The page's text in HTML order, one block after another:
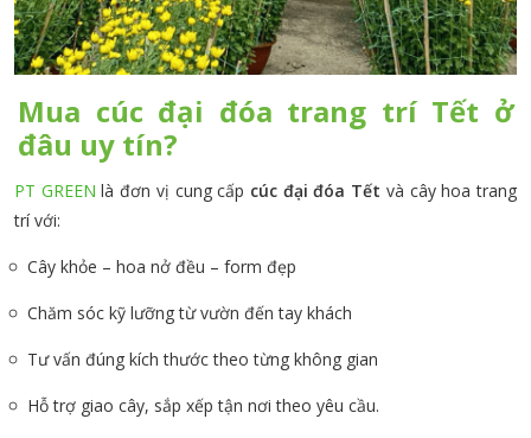
Mua cúc đại đóa trang trí Tết ở
đâu uy tín?
PT GREEN là đơn vị cung cấp cúc đại đóa Tết và cây hoa trang
trí với:
Cây khỏe – hoa nở đều – form đẹp
Chăm sóc kỹ lưỡng từ vườn đến tay khách
Tư vấn đúng kích thước theo từng không gian
Hỗ trợ giao cây, sắp xếp tận nơi theo yêu cầu.